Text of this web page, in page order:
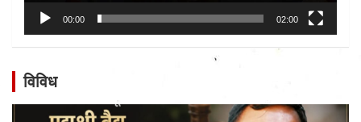
00:00 02:00
विविध